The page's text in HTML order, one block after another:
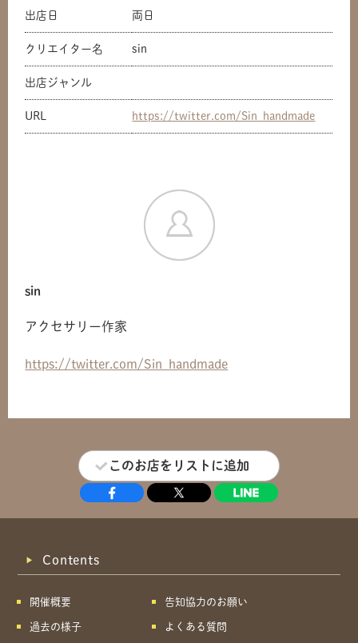
出店日 両日
クリエイター名 sin
出店ジャンル
URL https://twitter.com/Sin_handmade
sin
アクセサリー作家
https://twitter.com/Sin_handmade
このお店をリストに追加
Contents
開催概要
過去の様子
告知協力のお願い
よくある質問